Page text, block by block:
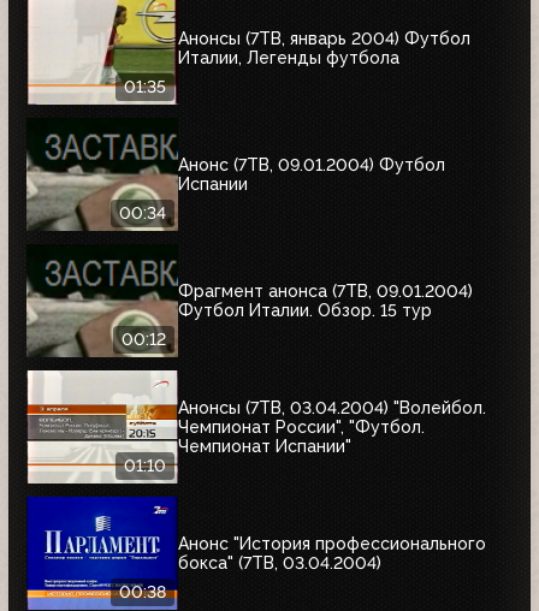
01:35
Анонсы (7ТВ, январь 2004) Футбол
Италии, Легенды футбола
00:34
Анонс (7ТВ, 09.01.2004) Футбол
Испании
00:12
Фрагмент анонса (7ТВ, 09.01.2004)
Футбол Италии. Обзор. 15 тур
01:10
Анонсы (7ТВ, 03.04.2004) "Волейбол.
Чемпионат России", "Футбол.
Чемпионат Испании"
00:38
Анонс "История профессионального
бокса" (7ТВ, 03.04.2004)